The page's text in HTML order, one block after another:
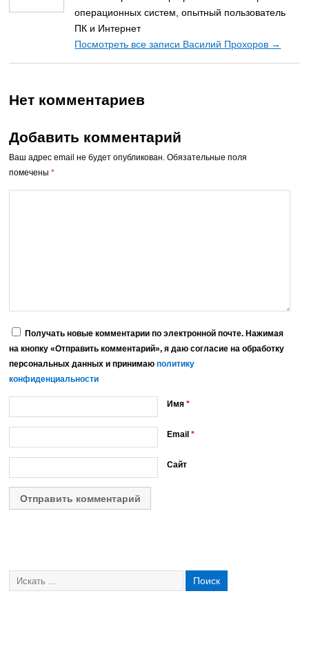
операционных систем, опытный пользователь
ПК и Интернет
Посмотреть все записи Василий Прохоров →
Нет комментариев
Добавить комментарий
Ваш адрес email не будет опубликован. Обязательные поля
помечены*
Получать новые комментарии по электронной почте. Нажимая
на кнопку «Отправить комментарий», я даю согласие на обработку
персональных данных и принимаюполитику
конфиденциальности
Имя*
Email*
Сайт